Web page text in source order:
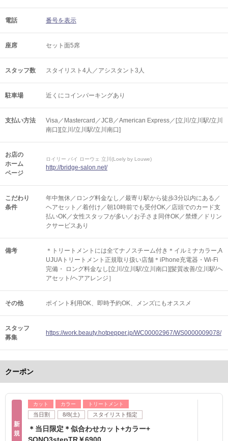
電話 番号を表示
座席 セット面5席
スタッフ数 スタイリスト4人／アシスタント3人
駐車場 近くにコインパーキングあり
支払い方法
Visa／Mastercard／JCB／American Express／[立川/立川駅/立川
南口][立川/立川駅/立川南口]
お店の
ホーム
ページ
ロイリー バイ ローウェ 立川(Loely by Louwe)
http://bridge-salon.net/
こだわり
条件
年中無休／ロング料金なし／最寄り駅から徒歩3分以内にある／
ヘアセット／着付け／朝10時前でも受付OK／店頭でのカード支
払いOK／女性スタッフが多い／お子さま同伴OK／禁煙／ドリン
クサービスあり
備考
＊トリートメントには全てナノスチーム付き＊イルミナカラー,A
UJUAトリートメント正規取り扱い店舗＊iPhone充電器・Wi-Fi
完備・ ロング料金なし[立川/立川駅/立川南口][髪質改善/立川駅/ヘ
アセット/ヘアアレンジ］
その他 ポイント利用OK 即時予約OK メンズにもオススメ
スタッフ
募集
https://work.beauty.hotpepper.jp/WC00002967/WS0000009078/
クーポン
新
規
カット カラー トリートメント
当日割 8/8(土) スタイリスト指定
＊当日限定＊似合わせカット+カラー+